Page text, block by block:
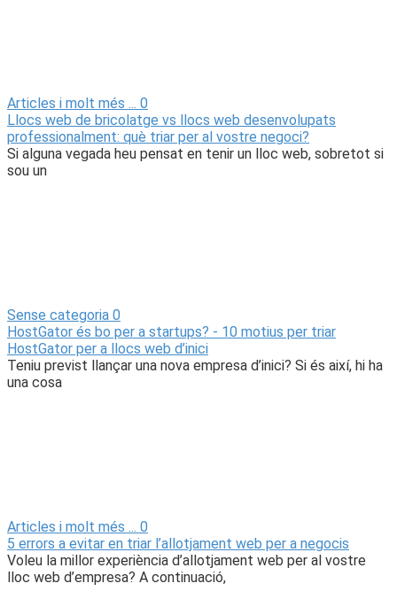
Articles i molt més ... 0
Llocs web de bricolatge vs llocs web desenvolupats
professionalment: què triar per al vostre negoci?
Si alguna vegada heu pensat en tenir un lloc web, sobretot si
sou un
Sense categoria 0
HostGator és bo per a startups? - 10 motius per triar
HostGator per a llocs web d’inici
Teniu previst llançar una nova empresa d’inici? Si és així, hi ha
una cosa
Articles i molt més ... 0
5 errors a evitar en triar l’allotjament web per a negocis
Voleu la millor experiència d’allotjament web per al vostre
lloc web d’empresa? A continuació,